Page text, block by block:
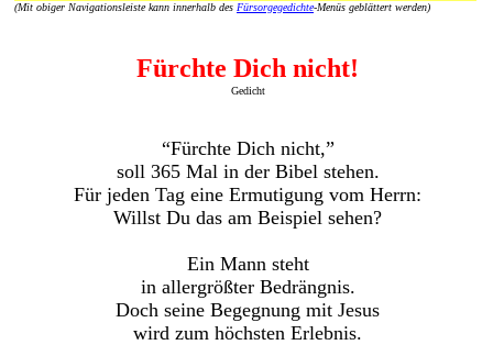
(Mit obiger Navigationsleiste kann innerhalb des Fürsorgegedichte-Menüs geblättert werden)
Fürchte Dich nicht!
Gedicht
“Fürchte Dich nicht,”
soll 365 Mal in der Bibel stehen.
Für jeden Tag eine Ermutigung vom Herrn:
Willst Du das am Beispiel sehen?
Ein Mann steht
in allergrößter Bedrängnis.
Doch seine Begegnung mit Jesus
wird zum höchsten Erlebnis.